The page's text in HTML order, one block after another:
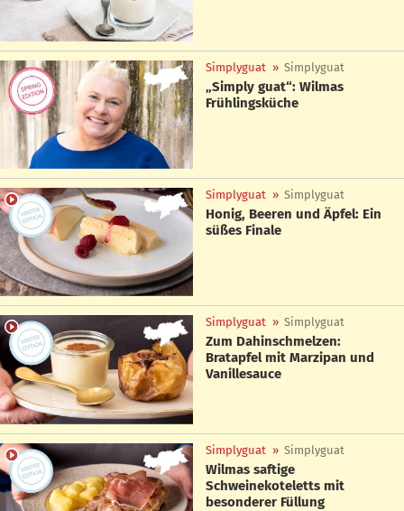
Simplyguat » Simplyguat
„Simply guat“: Wilmas
Frühlingsküche
Simplyguat » Simplyguat
Honig, Beeren und Äpfel: Ein
süßes Finale
Simplyguat » Simplyguat
Zum Dahinschmelzen:
Bratapfel mit Marzipan und
Vanillesauce
Simplyguat » Simplyguat
Wilmas saftige
Schweinekoteletts mit
besonderer Füllung